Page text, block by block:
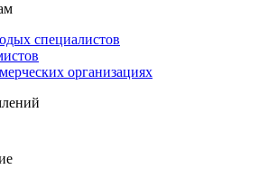
специалистов
организациях